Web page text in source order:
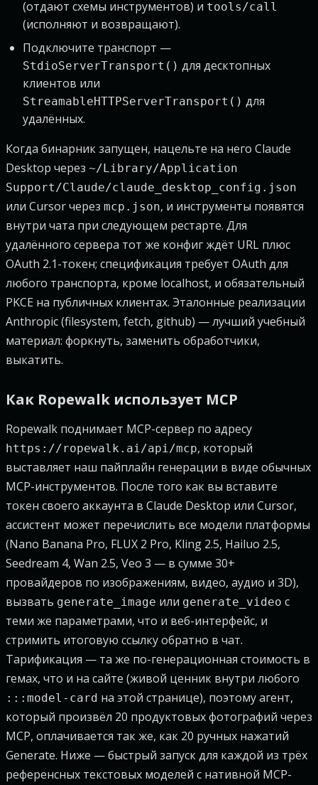
(отдают схемы инструментов) и tools/call
(исполняют и возвращают).
Подключите транспорт —
StdioServerTransport() для десктопных
клиентов или
StreamableHTTPServerTransport() для
удалённых.
Когда бинарник запущен, нацельте на него Claude
Desktop через ~/Library/Application
Support/Claude/claude_desktop_config.json
или Cursor через mcp.json, и инструменты появятся
внутри чата при следующем рестарте. Для
удалённого сервера тот же конфиг ждёт URL плюс
OAuth 2.1-токен; спецификация требует OAuth для
любого транспорта, кроме localhost, и обязательный
PKCE на публичных клиентах. Эталонные реализации
Anthropic (filesystem, fetch, github) — лучший учебный
материал: форкнуть, заменить обработчики,
выкатить.
Как Ropewalk использует MCP
Ropewalk поднимает MCP-сервер по адресу
https://ropewalk.ai/api/mcp, который
выставляет наш пайплайн генерации в виде обычных
MCP-инструментов. После того как вы вставите
токен своего аккаунта в Claude Desktop или Cursor,
ассистент может перечислить все модели платформы
(Nano Banana Pro, FLUX 2 Pro, Kling 2.5, Hailuo 2.5,
Seedream 4, Wan 2.5, Veo 3 — в сумме 30+
провайдеров по изображениям, видео, аудио и 3D),
вызвать generate_image или generate_video с
теми же параметрами, что и веб-интерфейс, и
стримить итоговую ссылку обратно в чат.
Тарификация — та же по-генерационная стоимость в
гемах, что и на сайте (живой ценник внутри любого
:::model-card на этой странице), поэтому агент,
который произвёл 20 продуктовых фотографий через
MCP, оплачивается так же, как 20 ручных нажатий
Generate. Ниже — быстрый запуск для каждой из трёх
референсных текстовых моделей с нативной MCP-